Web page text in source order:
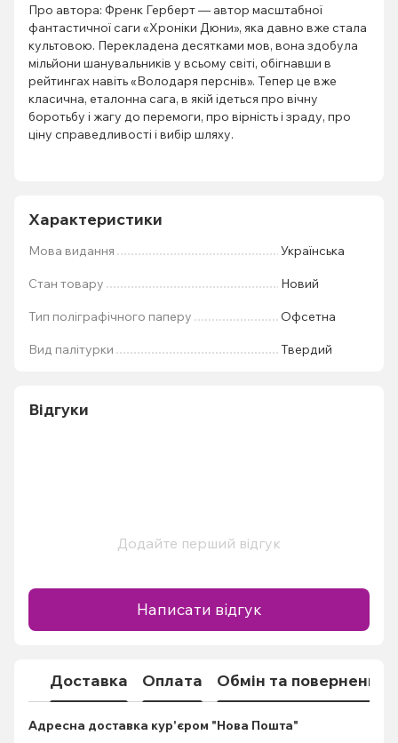
Про автора: Френк Герберт — автор масштабної
фантастичної саги «Хроніки Дюни», яка давно вже стала
культовою. Перекладена десятками мов, вона здобула
мільйони шанувальників у всьому світі, обігнавши в
рейтингах навіть «Володаря перснів». Тепер це вже
класична, еталонна сага, в якій ідеться про вічну
боротьбу і жагу до перемоги, про вірність і зраду, про
ціну справедливості і вибір шляху.
Характеристики
Мова видання Українська
Стан товару Новий
Тип поліграфічного паперу Офсетна
Вид палітурки Твердий
Відгуки
Додайте перший відгук
Написати відгук
Доставка Оплата Обмін та повернення
Адресна доставка кур'єром "Нова Пошта"